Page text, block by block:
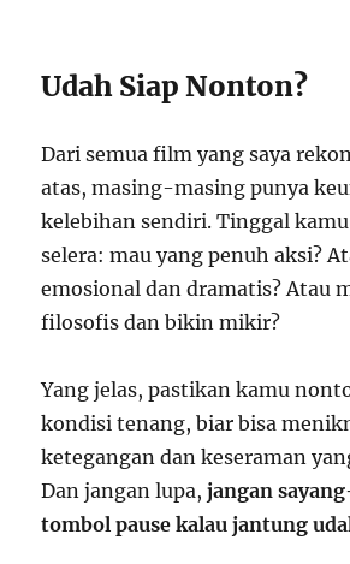
Udah Siap Nonton?
Dari semua film yang saya
atas, masing-masing punya
kelebihan sendiri. Tinggal
selera: mau yang penuh aksi?
emosional dan dramatis? Atau
filosofis dan bikin mikir?
Yang jelas, pastikan kamu
kondisi tenang, biar bisa
ketegangan dan keseraman
Dan jangan lupa,jangan
tombol pause kalau jantung